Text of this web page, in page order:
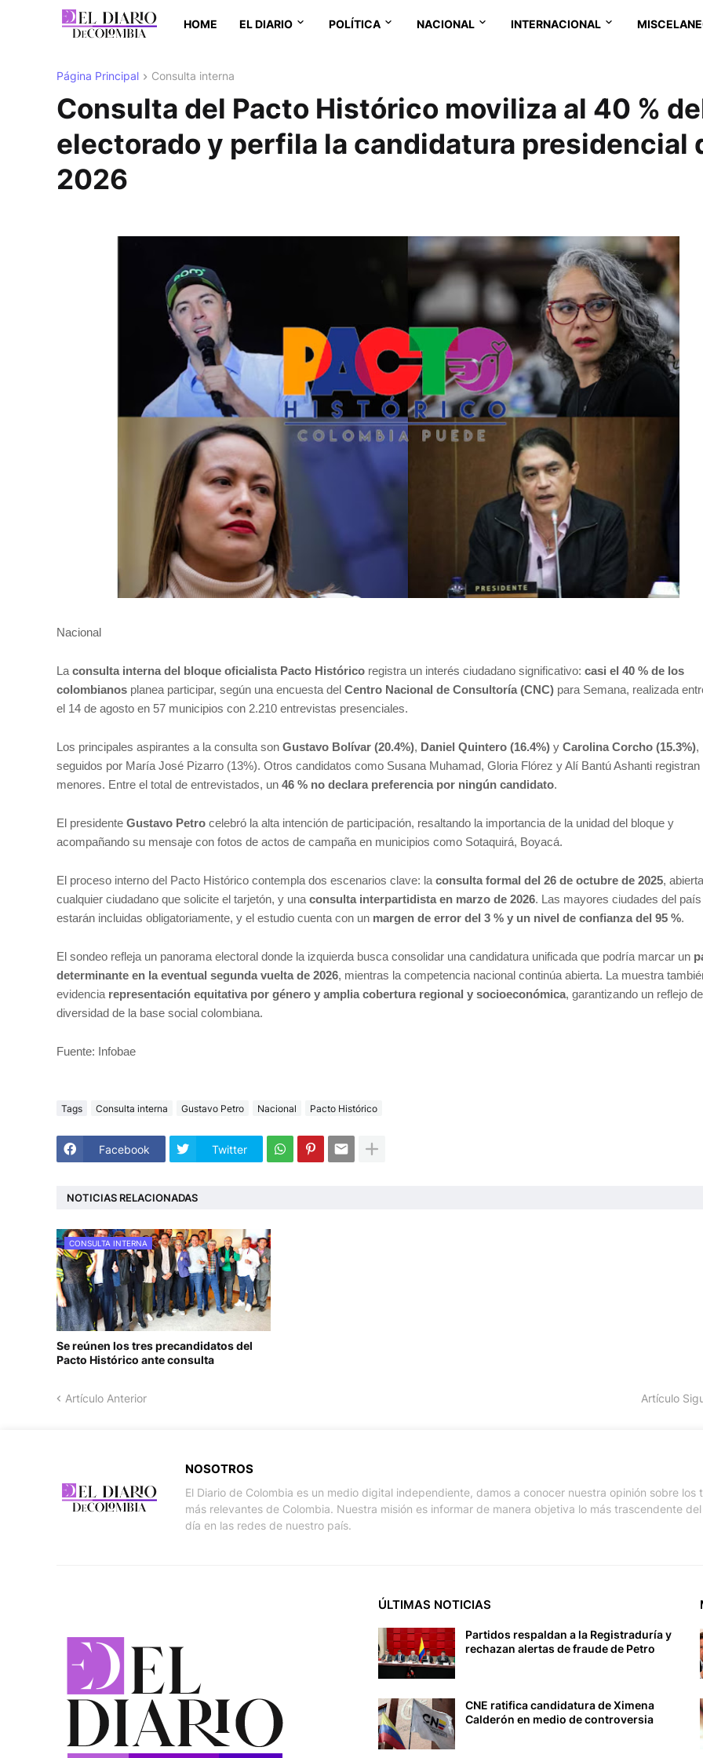
HOME EL DIARIO POLÍTICA NACIONAL INTERNACIONAL
Página Principal Consulta interna
Consulta del Pacto Histórico moviliza al 40 %
electorado y perfila la candidatura presidencial
2026
Nacional
Laconsulta interna del bloque oficialista Pacto Histórico registra un interés ciudadano significativo: casi el 40 % de los
colombianos planea participar, según una encuesta del Centro Nacional de Consultoría (CNC) para Semana, realizada
el 14 de agosto en 57 municipios con 2.210 entrevistas presenciales.
Los principales aspirantes a la consulta son Gustavo Bolívar (20.4%), Daniel Quintero (16.4%) y Carolina Corcho (15.3%),
seguidos por María José Pizarro (13%). Otros candidatos como Susana Muhamad, Gloria Flórez y Alí Bantú Ashanti registran
menores. Entre el total de entrevistados, un 46 % no declara preferencia por ningún candidato.
El presidente Gustavo Petro celebró la alta intención de participación, resaltando la importancia de la unidad del bloque y
acompañando su mensaje con fotos de actos de campaña en municipios como Sotaquirá, Boyacá.
El proceso interno del Pacto Histórico contempla dos escenarios clave: laconsulta formal del 26 de octubre de 2025,
cualquier ciudadano que solicite el tarjetón, y unaconsulta interpartidista en marzo de 2026. Las mayores ciudades del país
estarán incluidas obligatoriamente, y el estudio cuenta con un margen de error del 3 % y un nivel de confianza del 95 %.
El sondeo refleja un panorama electoral donde la izquierda busca consolidar una candidatura unificada que podría marcar un
determinante en la eventual segunda vuelta de 2026, mientras la competencia nacional continúa abierta. La muestra
evidencia representación equitativa por género y amplia cobertura regional y socioeconómica, garantizando un reflejo
diversidad de la base social colombiana.
Fuente: Infobae
Tags Consulta interna Gustavo Petro Nacional Pacto Histórico
Facebook Twitter
NOTICIAS RELACIONADAS
CONSULTA INTERNA
Se reúnen los tres precandidatos del
Pacto Histórico ante consulta
Artículo Anterior Artículo
NOSOTROS
El Diario de Colombia es un medio digital independiente, damos a conocer nuestra opinión sobre los
más relevantes de Colombia. Nuestra misión es informar de manera objetiva lo más trascendente
día en las redes de nuestro país.
ÚLTIMAS NOTICIAS
Partidos respaldan a la Registraduría y
rechazan alertas de fraude de Petro
CNE ratifica candidatura de Ximena
Calderón en medio de controversia